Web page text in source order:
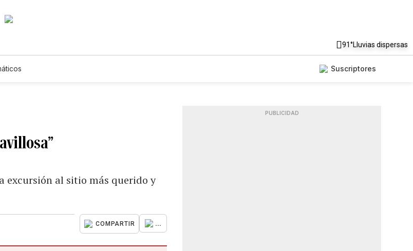
91°Lluvias dispersas
Suscriptores
excursión al sitio más querido y
COMPARTIR ...
PUBLICIDAD